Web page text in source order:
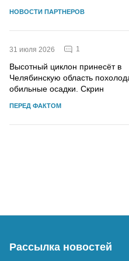
НОВОСТИ ПАРТНЕРОВ
31 июля 2026 1
Высотный циклон принесёт в
Челябинскую область
обильные осадки. Скрин
ПЕРЕД ФАКТОМ
Рассылка новостей